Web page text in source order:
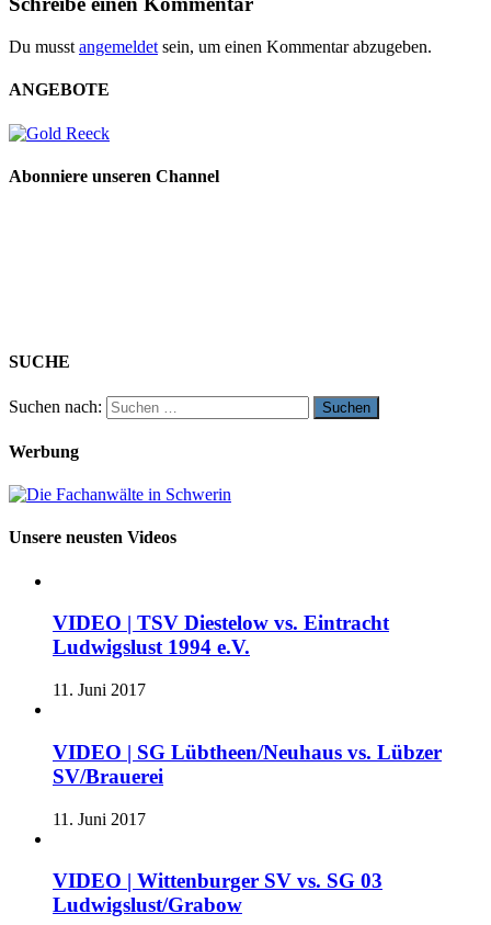
Du musst angemeldet sein, um einen Kommentar abzugeben.
ANGEBOTE
Abonniere unseren Channel
SUCHE
Suchen nach:
Werbung
Unsere neusten Videos
VIDEO | TSV Diestelow vs. Eintracht
Ludwigslust 1994 e.V.
11. Juni 2017
VIDEO | SG Lübtheen/Neuhaus vs. Lübzer
SV/Brauerei
11. Juni 2017
VIDEO | Wittenburger SV vs. SG 03
Ludwigslust/Grabow